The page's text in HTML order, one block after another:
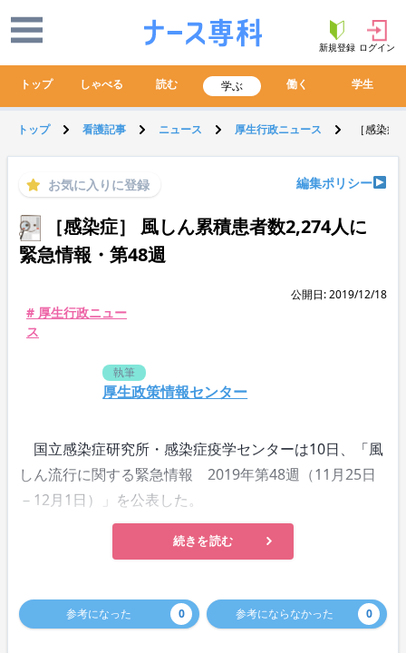
新規登録 ログイン
トップ しゃべる 読む 学ぶ 働く 学生
トップ 看護記事 ニュース 厚生行政ニュース ［感染
お気に入りに登録 編集ポリシー
［感染症］ 風しん累積患者数2,274人に
緊急情報・第48週
公開日: 2019/12/18
# 厚生行政ニュー
ス
執筆
厚生政策情報センター
国立感染症研究所・感染症疫学センターは10日、「風
しん流行に関する緊急情報 2019年第48週（11月25日
－12月1日）」を公表した。
続きを読む
参考になった 0 参考にならなかった 0